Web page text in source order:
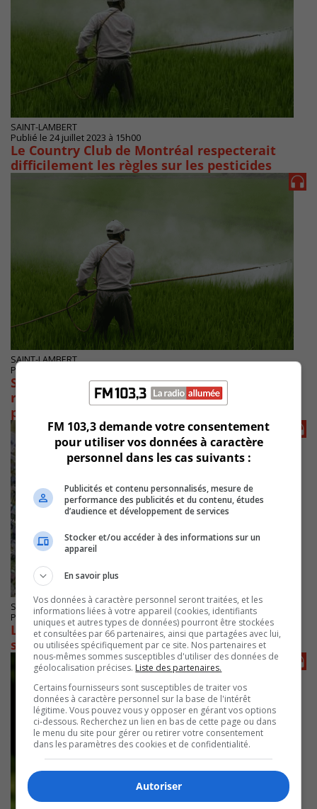
SAINT-LAMBERT
Publié le 24 juillet 2023 à 15h00
Le Country Club de Montréal respecterait
difficilement les règles sur les pesticides
SAINT-LAMBERT
Publié le 14 juillet 2023 à 12h00
Saint-Lambert : le Country Club ne
respecterait pas le plan de réduction de
pesticides
SAINT-LAMBERT
Publié le 15 février 2023 à 08h15
La sécurité des jeunes sur Tiffin prise au
sérieux à Saint-Lambert
FM 103,3 demande votre consentement
pour utiliser vos données à caractère
personnel dans les cas suivants :
Publicités et contenu personnalisés, mesure de
performance des publicités et du contenu, études
d’audience et développement de services
Stocker et/ou accéder à des informations sur un
appareil
En savoir plus
Vos données à caractère personnel seront traitées, et les
informations liées à votre appareil (cookies, identifiants
uniques et autres types de données) pourront être stockées
et consultées par 66 partenaires, ainsi que partagées avec lui,
ou utilisées spécifiquement par ce site. Nos partenaires et
nous-mêmes sommes susceptibles d'utiliser des données de
géolocalisation précises. Liste des partenaires.
Certains fournisseurs sont susceptibles de traiter vos
données à caractère personnel sur la base de l'intérêt
légitime. Vous pouvez vous y opposer en gérant vos options
ci-dessous. Recherchez un lien en bas de cette page ou dans
le menu du site pour gérer ou retirer votre consentement
dans les paramètres des cookies et de confidentialité.
Autoriser